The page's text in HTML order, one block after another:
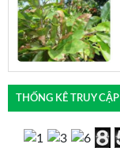
THỐNG KÊ TRUY CẬP